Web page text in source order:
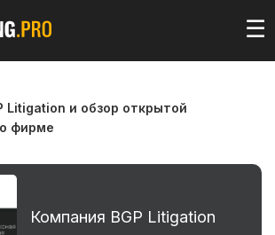
☰
Litigation и обзор открытой
фирме
Компания BGP Litigation